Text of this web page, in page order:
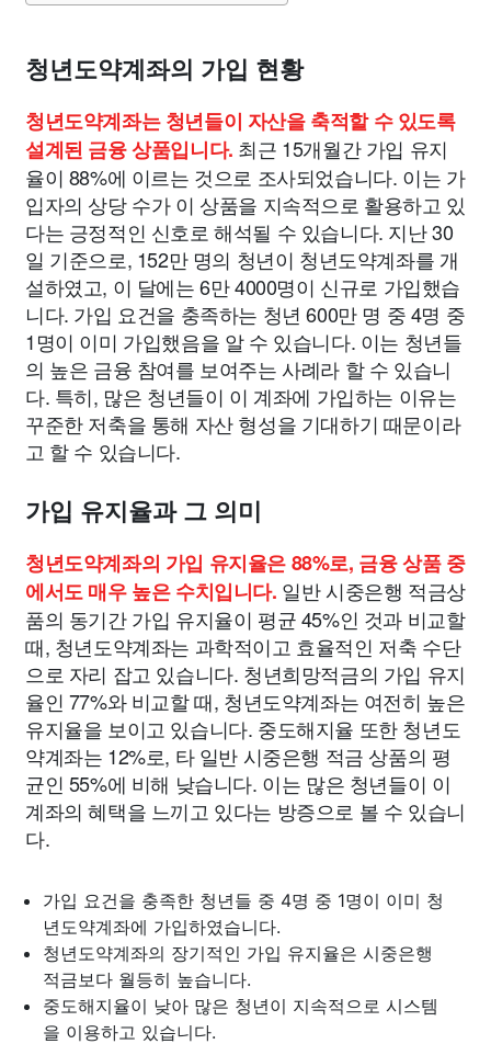
청년도약계좌의 가입 현황
청년도약계좌는 청년들이 자산을 축적할 수 있도록
설계된 금융 상품입니다. 최근 15개월간 가입 유지
율이 88%에 이르는 것으로 조사되었습니다. 이는 가
입자의 상당 수가 이 상품을 지속적으로 활용하고 있
다는 긍정적인 신호로 해석될 수 있습니다. 지난 30
일 기준으로, 152만 명의 청년이 청년도약계좌를 개
설하였고, 이 달에는 6만 4000명이 신규로 가입했습
니다. 가입 요건을 충족하는 청년 600만 명 중 4명 중
1명이 이미 가입했음을 알 수 있습니다. 이는 청년들
의 높은 금융 참여를 보여주는 사례라 할 수 있습니
다. 특히, 많은 청년들이 이 계좌에 가입하는 이유는
꾸준한 저축을 통해 자산 형성을 기대하기 때문이라
고 할 수 있습니다.
가입 유지율과 그 의미
청년도약계좌의 가입 유지율은 88%로, 금융 상품 중
에서도 매우 높은 수치입니다. 일반 시중은행 적금상
품의 동기간 가입 유지율이 평균 45%인 것과 비교할
때, 청년도약계좌는 과학적이고 효율적인 저축 수단
으로 자리 잡고 있습니다. 청년희망적금의 가입 유지
율인 77%와 비교할 때, 청년도약계좌는 여전히 높은
유지율을 보이고 있습니다. 중도해지율 또한 청년도
약계좌는 12%로, 타 일반 시중은행 적금 상품의 평
균인 55%에 비해 낮습니다. 이는 많은 청년들이 이
계좌의 혜택을 느끼고 있다는 방증으로 볼 수 있습니
다.
가입 요건을 충족한 청년들 중 4명 중 1명이 이미 청
년도약계좌에 가입하였습니다.
청년도약계좌의 장기적인 가입 유지율은 시중은행
적금보다 월등히 높습니다.
중도해지율이 낮아 많은 청년이 지속적으로 시스템
을 이용하고 있습니다.